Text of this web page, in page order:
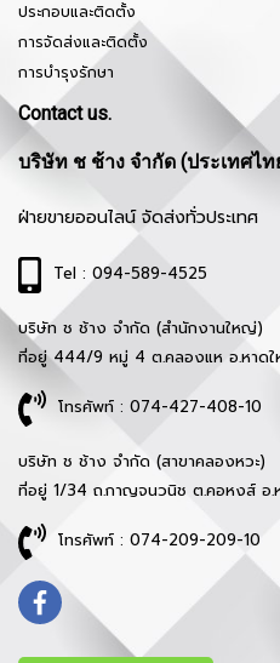
ประกอบและติดตั้ง
การจัดส่งและติดตั้ง
การบำรุงรักษา
Contact us.
บริษัท ช ช้าง จำกัด (ประเทศไท
ฝ่ายขายออนไลน์ จัดส่งทั่วประเทศ
Tel : 094-589-4525
บริษัท ช ช้าง จำกัด (สำนักงานใหญ่)
ที่อยู่ 444/9 หมู่ 4 ต.คลองแห อ.หาดใ
โทรศัพท์ : 074-427-408-10
บริษัท ช ช้าง จำกัด (สาขาคลองหวะ)
ที่อยู่ 1/34 ถ.กาญจนวนิช ต.คอหงส์ อ.
โทรศัพท์ : 074-209-209-10